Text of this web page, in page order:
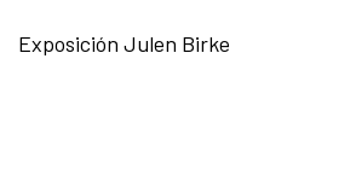
Exposición Julen Birke